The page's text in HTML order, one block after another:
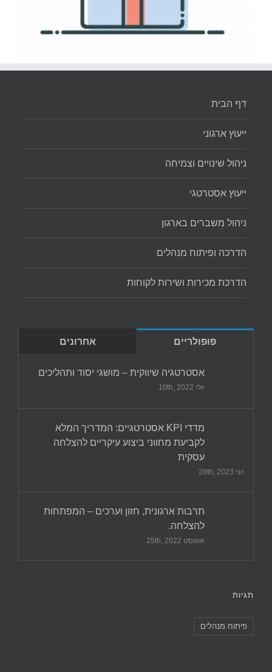
דף הבית
ייעוץ ארגוני
ניהול שינויים וצמיחה
ייעוץ אסטרטגי
ניהול משברים בארגון
הדרכה ופיתוח מנהלים
הדרכת מכירות ושירות לקוחות
פופולריים אחרונים
אסטרטגיה שיווקית – מושגי יסוד ותהליכים
יולי 10th, 2022
מדדי KPI אסטרטגיים: המדריך המלא
לקביעת מחווני ביצוע עיקריים להצלחה
עסקית
יוני 28th, 2023
תרבות ארגונית, חזון וערכים – המפתחות
להצלחה.
אוגוסט 25th, 2022
תגיות
פיתוח מנהלים